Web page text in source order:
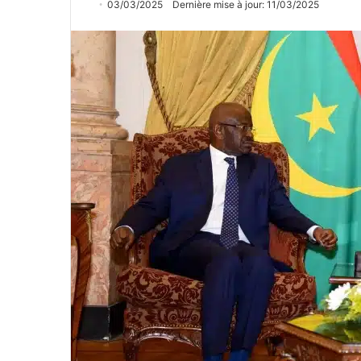
03/03/2025 Dernière mise à jour: 11/03/2025